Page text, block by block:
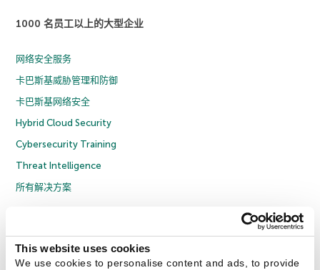
This website uses cookies
We use cookies to personalise content and ads, to provide
1000 名员工以上的大型企业
网络安全服务
卡巴斯基威胁管理和防御
卡巴斯基网络安全
Hybrid Cloud Security
Cybersecurity Training
Threat Intelligence
所有解决方案
隐私策略
反腐败政策
许可协议 B2B
京ICP备12053225号
京公网安备 11010102001169号